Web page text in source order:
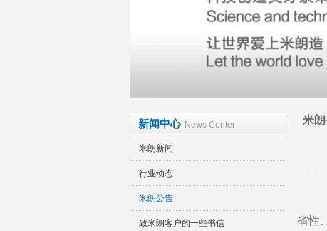
深圳市米朗科技有限公司展会邀请：
米朗即将参加2025年深圳国际传感器与应用技术
磁致伸缩位移传感器系列产品全面升级
米朗科技参加第三十六届上海雅式国际橡塑展
新闻中心 News Center
米朗新闻
行业动态
米朗公告
致米朗客户的一些书信
米
省性